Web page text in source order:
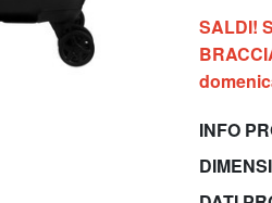
SALDI!
INFO